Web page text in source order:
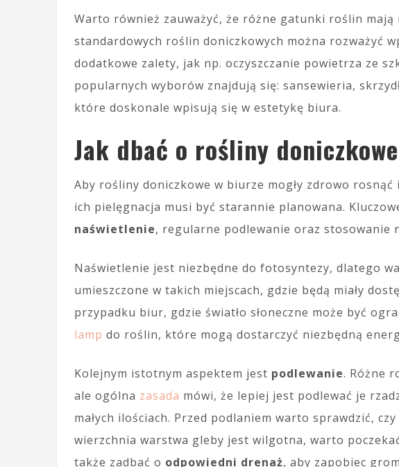
Warto również zauważyć, że różne gatunki roślin mają
standardowych roślin doniczkowych można rozważyć
dodatkowe zalety, jak np. oczyszczanie powietrza ze
popularnych wyborów znajdują się: sansewieria,
które doskonale wpisują się w estetykę biura.
Jak dbać o rośliny
Aby rośliny doniczkowe w biurze mogły zdrowo
ich pielęgnacja musi być starannie planowana.
naświetlenie, regularne podlewanie oraz stosowanie
Naświetlenie jest niezbędne do fotosyntezy, dlatego
umieszczone w takich miejscach, gdzie będą miały
przypadku biur, gdzie światło słoneczne może być
lamp do roślin, które mogą dostarczyć niezbędną
Kolejnym istotnym aspektem jest podlewanie. Różne
ale ogólna zasada mówi, że lepiej jest podlewać je
małych ilościach. Przed podlaniem warto sprawdzić,
wierzchnia warstwa gleby jest wilgotna, warto
także zadbać o odpowiedni drenaż, aby zapobiec